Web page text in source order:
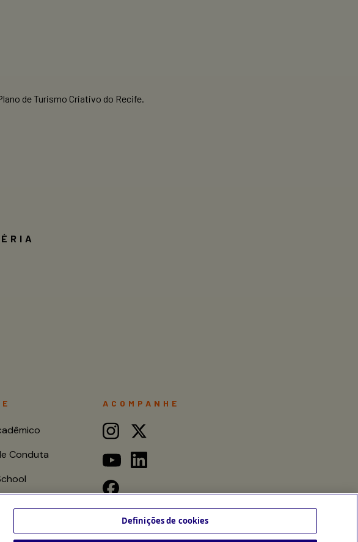
de Turismo Criativo do Recife.
Conduta
ACOMPANHE
Definições de cookies